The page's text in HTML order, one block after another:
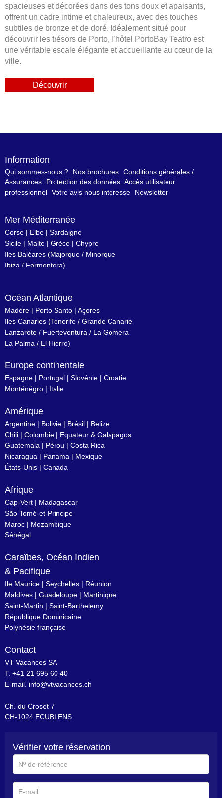
spacieuses et décorées dans des tons doux et apaisants,
offrent un cadre intime et chaleureux, avec des touches
subtiles de bronze et de doré. Idéalement situé pour
découvrir les trésors de Porto, l’hôtel PortoBay Teatro est
une véritable escale élégante et accueillante au cœur de la
ville.
Information
Qui sommes-nous ? Nos brochures Conditions générales /
Assurances
Protection des données Accès utilisateur
professionnel Votre avis nous intéresse Newsletter
Mer Méditerranée
Corse | Elbe | Sardaigne
Sicile | Malte | Grèce | Chypre
Iles Baléares (Majorque / Minorque
Ibiza / Formentera)
Océan Atlantique
Madère | Porto Santo | Açores
Iles Canaries (Tenerife / Grande Canarie
Lanzarote / Fuerteventura / La Gomera
La Palma / El Hierro)
Europe continentale
Espagne | Portugal | Slovénie | Croatie
Monténégro | Italie
Amérique
Argentine | Bolivie | Brésil | Belize
Chili | Colombie | Equateur & Galapagos
Guatemala | Pérou | Costa Rica
Nicaragua | Panama | Mexique
États-Unis | Canada
Afrique
Cap-Vert | Madagascar
São Tomé-et-Principe
Maroc | Mozambique
Sénégal
Caraïbes, Océan Indien
& Pacifique
Ile Maurice | Seychelles | Réunion
Maldives | Guadeloupe | Martinique
Saint-Martin | Saint-Barthelemy
République Dominicaine
Polynésie française
Contact
VT Vacances SA
T. +41 21 695 60 40
E-mail. info@vtvacances.ch
Ch. du Croset 7
CH-1024 ECUBLENS
Vérifier votre réservation
N°
de
E-
mail